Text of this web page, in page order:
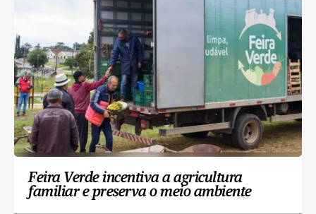
Feira Verde incentiva a agricultura
familiar e preserva o meio ambiente